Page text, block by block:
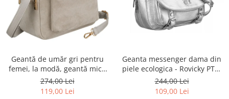
Geantă de umăr gri pentru
femei, la modă, geantă mică
urbană cu fermoar, piele
ecologică - Peterson PTR-PTN
274,00 Lei
119,00 Lei
Geanta messenger dama din
piele ecologica - Rovicky PTR-
R-TOR-ALE-2-3776 SIL
244,00 Lei
109,00 Lei